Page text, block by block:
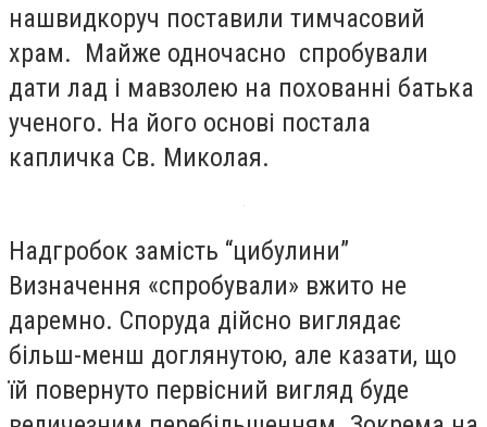
нашвидкоруч поставили тимчасовий
храм. Майже одночасно спробували
дати лад і мавзолею на похованні батька
ученого. На його основі постала
капличка Св. Миколая.
Надгробок замість “цибулини”
Визначення «спробували» вжито не
даремно. Споруда дійсно виглядає
більш-менш доглянутою, але казати, що
їй повернуто первісний вигляд буде